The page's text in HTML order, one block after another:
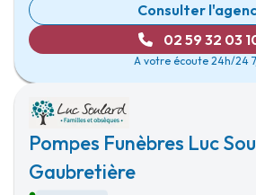
Consulter
02 59 32 03
A votre écoute 24h/24
Pompes Funèbres Luc
Gaubretière